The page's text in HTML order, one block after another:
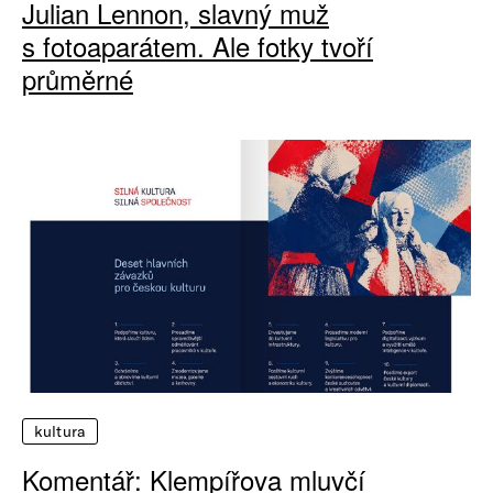
Julian Lennon, slavný muž
s fotoaparátem. Ale fotky tvoří
průměrné
kultura
Komentář: Klempířova mluvčí